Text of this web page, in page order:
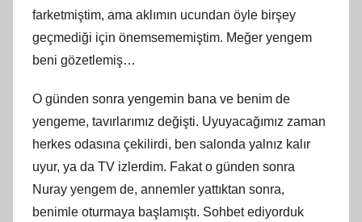
farketmiştim, ama aklımın ucundan öyle birşey
geçmediği için önemsememiştim. Meğer yengem
beni gözetlemiş…
O günden sonra yengemin bana ve benim de
yengeme, tavırlarımız değişti. Uyuyacağımız zaman
herkes odasına çekilirdi, ben salonda yalnız kalır
uyur, ya da TV izlerdim. Fakat o günden sonra
Nuray yengem de, annemler yattıktan sonra,
benimle oturmaya başlamıştı. Sohbet ediyorduk